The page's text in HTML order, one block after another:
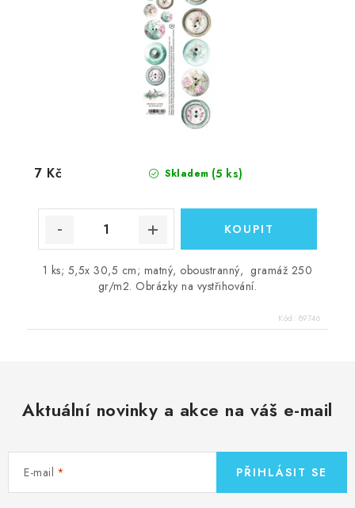
Skladem (5 ks)
7 Kč
1 ks; 5,5x 30,5 cm; matný, oboustranný, gramáž 250
gr/m2. Obrázky na vystřihování.
Kód: 89746
Aktuální novinky a akce na váš e-mail
E-mail PŘIHLÁSIT SE